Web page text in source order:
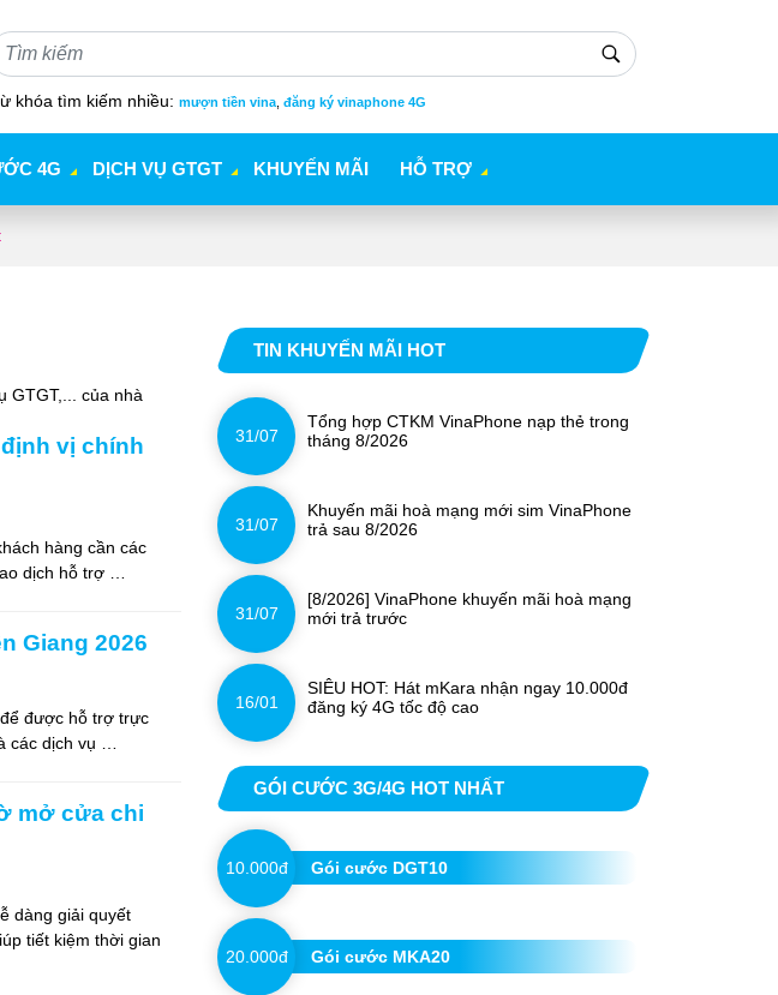
khóa tìm kiếm nhiều: mượn tiền vina đăng ký vinaphone 4G
4G DỊCH VỤ GTGT KHUYẾN MÃI HỖ TRỢ
GTGT,... của nhà
vị chính
hàng cần các
dịch hỗ trợ …
Giang 2026
được hỗ trợ trực
các dịch vụ …
mở cửa chi
dàng giải quyết
tiết kiệm thời gian
TIN KHUYẾN MÃI HOT
31/07
Tổng hợp CTKM VinaPhone nạp thẻ trong
tháng 8/2026
31/07
Khuyến mãi hoà mạng mới sim VinaPhone
trả sau 8/2026
31/07
[8/2026] VinaPhone khuyến mãi hoà mạng
mới trả trước
16/01
SIÊU HOT: Hát mKara nhận ngay 10.000đ
đăng ký 4G tốc độ cao
GÓI CƯỚC 3G/4G HOT NHẤT
10.000đ Gói cước DGT10
20.000đ Gói cước MKA20